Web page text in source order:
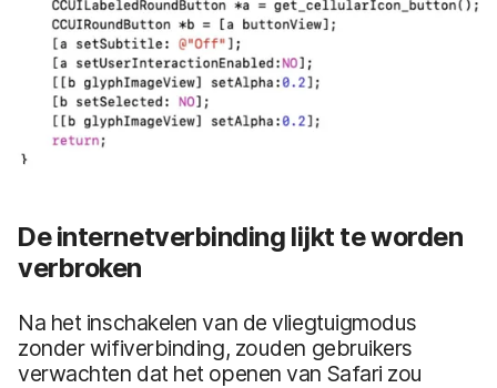
De internetverbinding lijkt te worden
verbroken
Na het inschakelen van de vliegtuigmodus
zonder wifiverbinding, zouden gebruikers
verwachten dat het openen van Safari zou